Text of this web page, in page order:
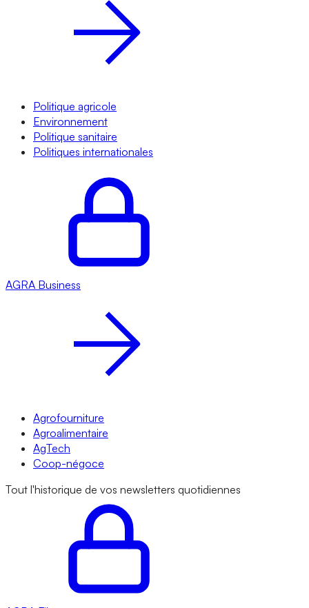
Politique agricole
Environnement
Politique sanitaire
Politiques internationales
AGRA Business
Agrofourniture
Agroalimentaire
AgTech
Coop-négoce
Tout l'historique de vos newsletters quotidiennes